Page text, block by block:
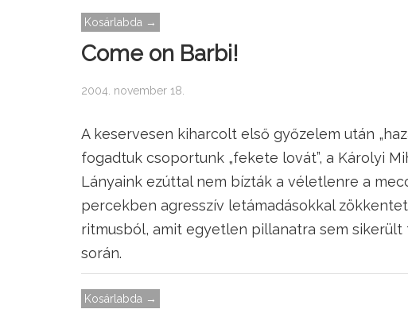
Kosárlabda →
Come on Barbi!
2004. november 18.
A keservesen kiharcolt első győzelem után
fogadtuk csoportunk „fekete lovát”, a Károlyi
Lányaink ezúttal nem bízták a véletlenre a
percekben agresszív letámadásokkal
ritmusból, amit egyetlen pillanatra sem sikerült
során.
Kosárlabda →